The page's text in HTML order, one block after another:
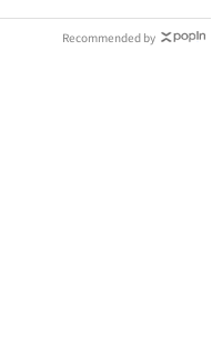
Recommended by